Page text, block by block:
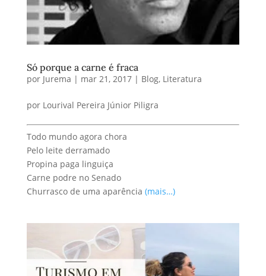
Só porque a carne é fraca
por Jurema | mar 21, 2017| Blog, Literatura
por Lourival Pereira Júnior Piligra
Todo mundo agora chora
Pelo leite derramado
Propina paga linguiça
Carne podre no Senado
Churrasco de uma aparência (mais…)